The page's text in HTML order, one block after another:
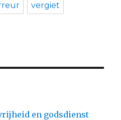
vergiet
en godsdienst